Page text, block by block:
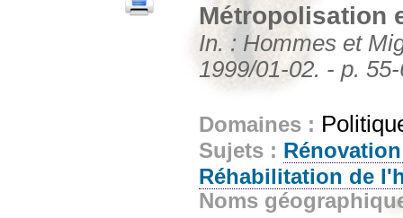
Métropolisation
In. : Hommes et
1999/01-02. - p.
Domaines :
Sujets :
Réhabilitation de
Noms